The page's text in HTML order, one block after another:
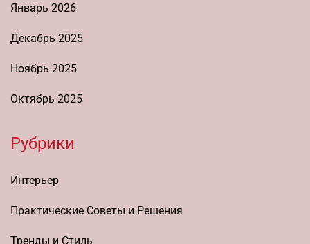
Январь 2026
Декабрь 2025
Ноябрь 2025
Октябрь 2025
Рубрики
Интерьер
Практические Советы и Решения
Тренды и Стиль